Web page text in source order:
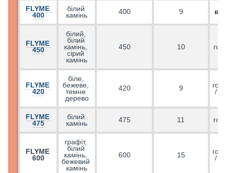
FLYME
400
білий
камінь
400 9
FLYME
450
білий,
білий
камінь,
сірий
камінь
450 10
FLYME
420
біле,
бежеве,
темне
дерево
420 9
/
FLYME
475
білий
камінь
475 11
FLYME
600
графіт,
білий
камінь,
бежевий
камінь
600 15
/